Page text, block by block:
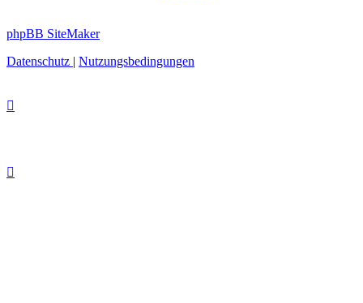
phpBB SiteMaker
Datenschutz | Nutzungsbedingungen